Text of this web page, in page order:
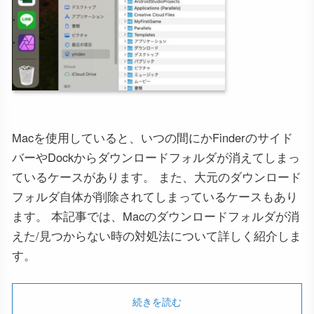
Macを使用していると、いつの間にかFinderのサイド
バーやDockからダウンロードフォルダが消えてしまっ
ているケースがあります。 また、大元のダウンロード
フォルダ自体が削除されてしまっているケースもあり
ます。 本記事では、Macのダウンロードフォルダが消
えた/見つからない時の対処法について詳しく紹介しま
す。
続きを読む